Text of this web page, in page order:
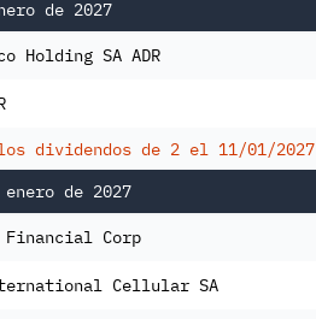
de 2027
Holding SA ADR
dividendos de 2 el 11/01/2027
de 2027
Financial Corp
Cellular SA